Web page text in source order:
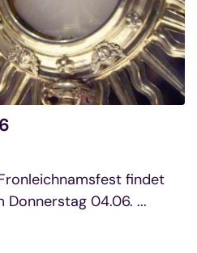
findet
Donnerstag 04.06. ...